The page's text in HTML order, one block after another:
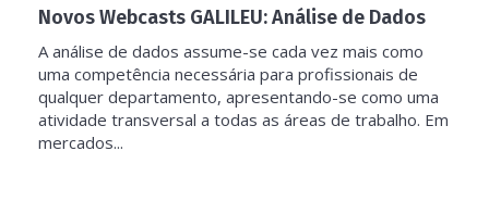
Novos Webcasts GALILEU: Análise de Dados
A análise de dados assume-se cada vez mais como
uma competência necessária para profissionais de
qualquer departamento, apresentando-se como uma
atividade transversal a todas as áreas de trabalho. Em
mercados...